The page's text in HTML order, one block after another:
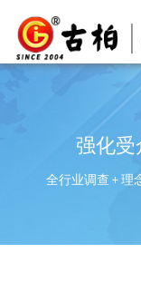
强化受
全行业调查 + 理